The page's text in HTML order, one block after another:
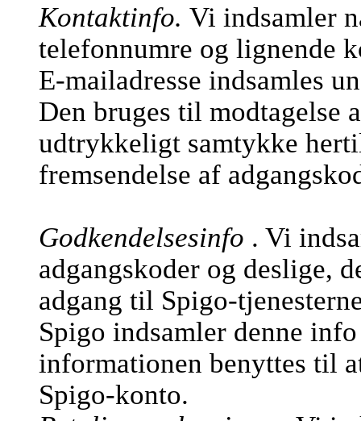
Kontaktinfo. Vi indsamler
telefonnumre og lignende
E-mailadresse indsamles
Den bruges til modtagelse
udtrykkeligt samtykke
fremsendelse af
Godkendelsesinfo . Vi
adgangskoder og deslige,
adgang til Spigo-
Spigo indsamler denne
informationen benyttes til
Spigo-konto.